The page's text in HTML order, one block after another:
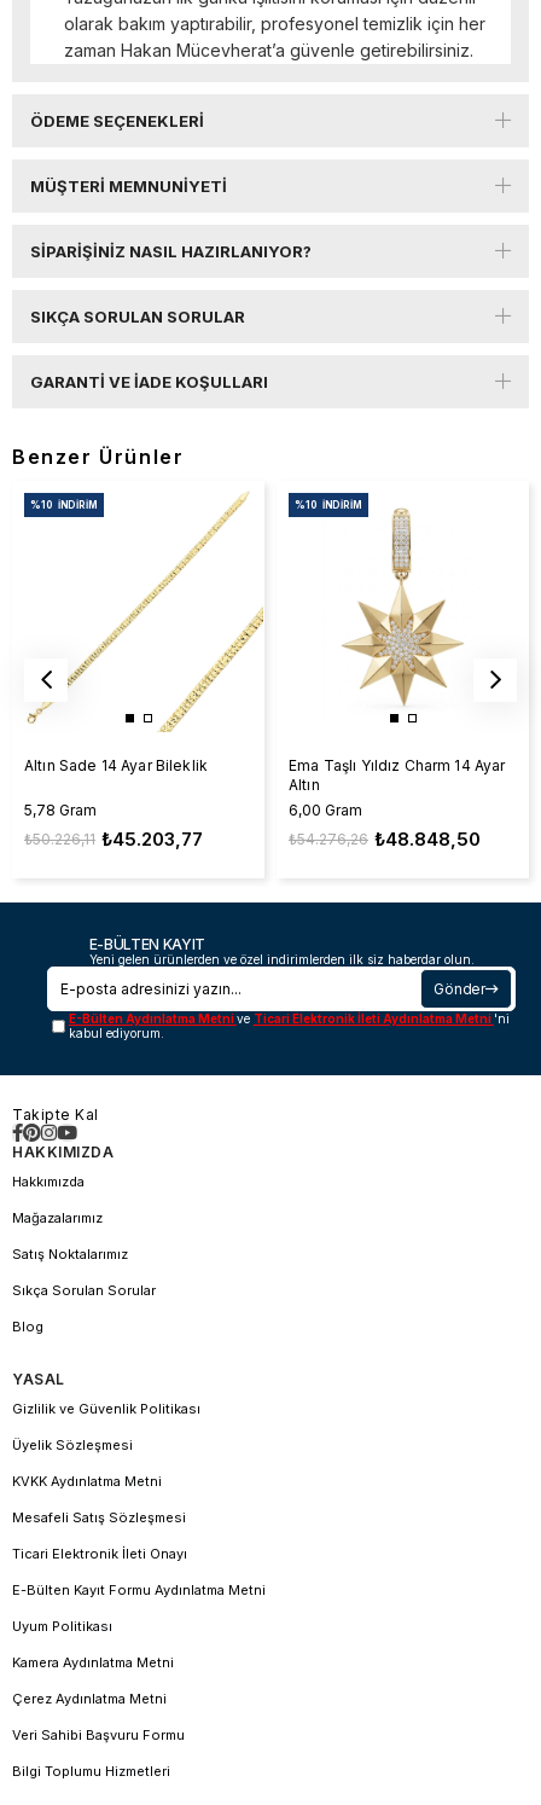
olarak bakım yaptırabilir, profesyonel temizlik için her
zaman Hakan Mücevherat’a güvenle getirebilirsiniz.
ÖDEME SEÇENEKLERI
MÜŞTERI MEMNUNIYETI
SIPARIŞINIZ NASIL HAZIRLANIYOR?
SIKÇA SORULAN SORULAR
GARANTI VE İADE KOŞULLARI
Benzer Ürünler
Altın Sade 14 Ayar Bileklik
5,78 Gram
₺45.203,77
₺50.226,11
%10 İNDIRIM
Ema Taşlı Yıldız Charm 14 Ayar
Altın
6,00 Gram
₺48.848,50
₺54.276,26
%10 İNDIRIM
E-BÜLTEN KAYIT
Yeni gelen ürünlerden ve özel indirimlerden ilk siz haberdar olun.
Gönder
E-Bülten Aydınlatma Metnive Ticari Elektronik İleti Aydınlatma Metni 'ni
kabul ediyorum.
Takipte Kal
HAKKIMIZDA
Hakkımızda
Mağazalarımız
Satış Noktalarımız
Sıkça Sorulan Sorular
Blog
YASAL
Gizlilik ve Güvenlik Politikası
Üyelik Sözleşmesi
KVKK Aydınlatma Metni
Mesafeli Satış Sözleşmesi
Ticari Elektronik İleti Onayı
E-Bülten Kayıt Formu Aydınlatma Metni
Uyum Politikası
Kamera Aydınlatma Metni
Çerez Aydınlatma Metni
Veri Sahibi Başvuru Formu
Bilgi Toplumu Hizmetleri